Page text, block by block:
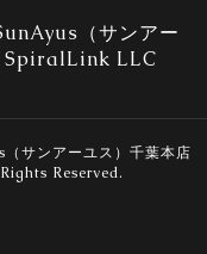
（サンアー
LLC
サンアーユス）千葉本店
Reserved.